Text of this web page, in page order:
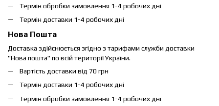
Термін обробки замовлення 1-4 робочих дні
Термін доставки 1-4 робочих дні
Нова Пошта
Доставка здійснюється згідно з тарифами служби доставки
"Нова пошта" по всій території України.
Вартість доставки від 70 грн
Термін доставки 1-4 робочих дні
Термін обробки замовлення 1-4 робочих дні